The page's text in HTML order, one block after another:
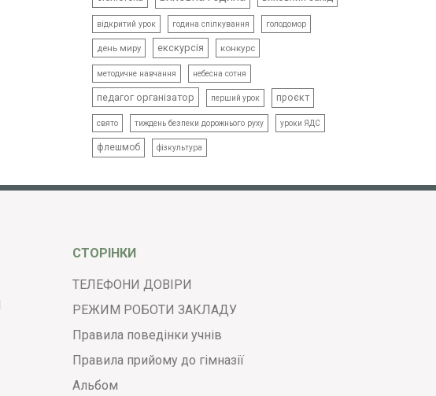
відкритий урок година спілкування голодомор
день миру екскурсія конкурс
методичне навчання небесна сотня
педагог організатор перший урок проєкт
свято тиждень безпеки дорожнього руху уроки ЯДС
флешмоб фізкультура
СТОРІНКИ
ТЕЛЕФОНИ ДОВІРИ
РЕЖИМ РОБОТИ ЗАКЛАДУ
Правила поведінки учнів
Правила прийому до гімназії
Альбом